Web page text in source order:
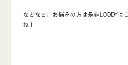
などなど、お悩みの方は是非LOODYに
ね！